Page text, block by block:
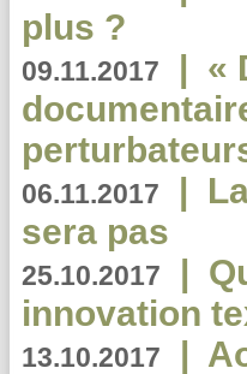
plus ?
09.11.2017 | «
06.11.2017 |
sera pas
25.10.2017 |
innovation
13.10.2017 |